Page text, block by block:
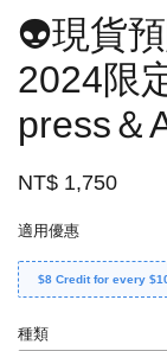
👽現貨
2024限
press＆
NT$ 1,750
適用優惠
$8 Credit for every
種類